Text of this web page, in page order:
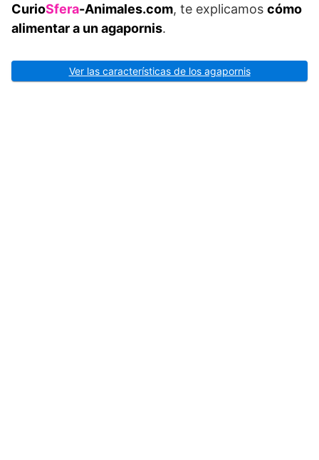
CurioSfera-Animales.com, te explicamos cómo
alimentar a un agapornis.
Ver las características de los agapornis